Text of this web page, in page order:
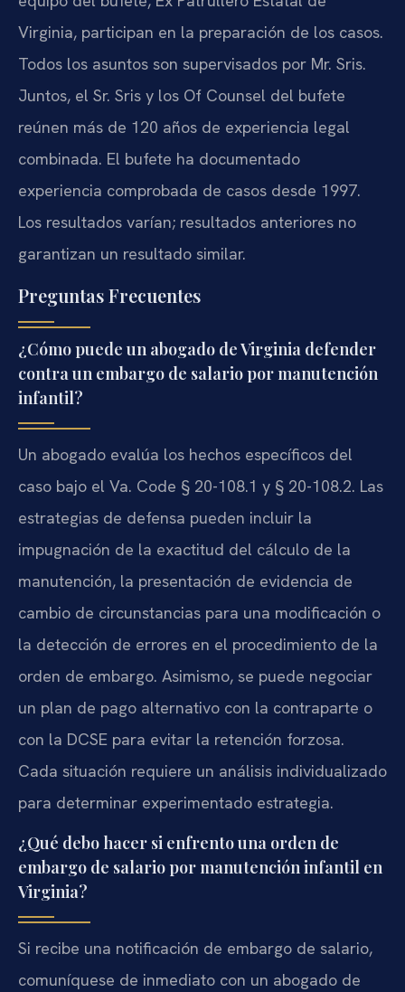
Virginia, participan en la preparación de los casos.
Todos los asuntos son supervisados por Mr. Sris.
Juntos, el Sr. Sris y los Of Counsel del bufete
reúnen más de 120 años de experiencia legal
combinada. El bufete ha documentado
experiencia comprobada de casos desde 1997.
Los resultados varían; resultados anteriores no
garantizan un resultado similar.
Preguntas Frecuentes
¿Cómo puede un abogado de Virginia defender
contra un embargo de salario por manutención
infantil?
Un abogado evalúa los hechos específicos del
caso bajo el Va. Code § 20-108.1 y § 20-108.2. Las
estrategias de defensa pueden incluir la
impugnación de la exactitud del cálculo de la
manutención, la presentación de evidencia de
cambio de circunstancias para una modificación o
la detección de errores en el procedimiento de la
orden de embargo. Asimismo, se puede negociar
un plan de pago alternativo con la contraparte o
con la DCSE para evitar la retención forzosa.
Cada situación requiere un análisis individualizado
para determinar experimentado estrategia.
¿Qué debo hacer si enfrento una orden de
embargo de salario por manutención infantil en
Virginia?
Si recibe una notificación de embargo de salario,
comuníquese de inmediato con un abogado de